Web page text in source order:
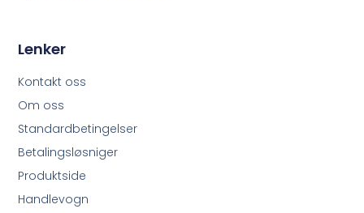
Lenker
Kontakt oss
Om oss
Standardbetingelser
Betalingsløsniger
Produktside
Handlevogn